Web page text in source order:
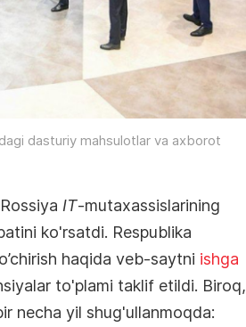
dasturiy mahsulotlar va axborot
IT-mutaxassislarining
ko'rsatdi. Respublika
haqida veb-saytni ishga
to'plami taklif etildi. Biroq,
necha yil shug'ullanmoqda: